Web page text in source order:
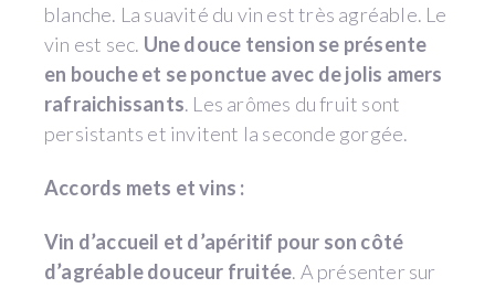
blanche. La suavité du vin est très agréable. Le
vin est sec. Une douce tension se présente
en bouche et se ponctue avec de jolis amers
rafraichissants. Les arômes du fruit sont
persistants et invitent la seconde gorgée.
Accords mets et vins :
Vin d’accueil et d’apéritif pour son côté
d’agréable douceur fruitée. A présenter sur